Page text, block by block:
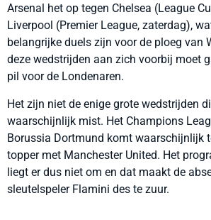
Arsenal het op tegen Chelsea (League
Liverpool (Premier League, zaterdag),
belangrijke duels zijn voor de ploeg van
deze wedstrijden aan zich voorbij moet
pil voor de Londenaren.
Het zijn niet de enige grote wedstrijden
waarschijnlijk mist. Het Champions
Borussia Dortmund komt waarschijnlijk
topper met Manchester United. Het
liegt er dus niet om en dat maakt de
sleutelspeler Flamini des te zuur.